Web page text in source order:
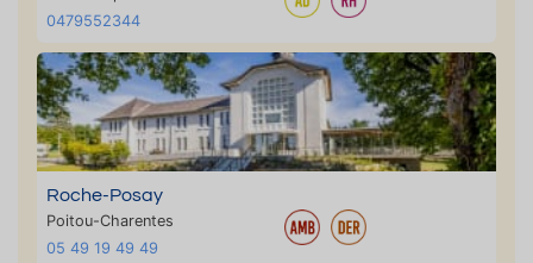
0479552344
Roche-Posay
Poitou-Charentes
05 49 19 49 49